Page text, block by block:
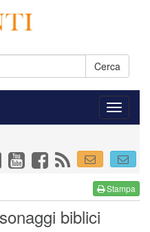
Cerca
Stampa
biblici